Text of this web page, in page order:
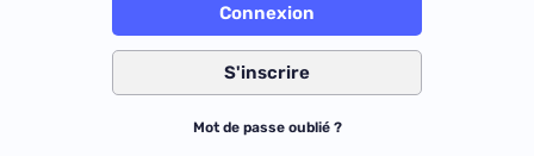
Connexion
S'inscrire
Mot de passe oublié ?